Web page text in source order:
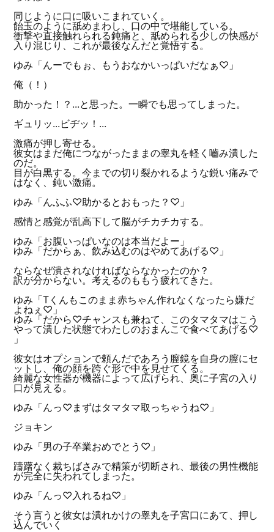
同じように口に吸いこまれていく。
飴玉のように舐めまわし、口の中で堪能している。
衝撃や直接触れられる鈍痛と、舐められる少しの快感が
入り混じり、これが最後なんだと覚悟する。
ゆみ「んーでもぉ、もうおなかいっぱいだなぁ♡」
俺（！）
助かった！？...と思った。一瞬でも思ってしまった。
ギュリッ...ビヂッ！...
激痛が押し寄せる。
彼女はまだ俺につながったままの睾丸を軽く嚙み潰した
のだ。
目が白黒する。今までの切り裂かれるような鋭い痛みで
はなく、鈍い激痛。
ゆみ「んふふ♡助かるとおもった？♡」
感情と感覚が乱高下して脳がチカチカする。
ゆみ「お腹いっぱいなのは本当だよー」
ゆみ「だからぁ、飲み込むのはやめてあげる♡」
ならなぜ潰されなければならなかったのか？
訳が分からない。考えるのももう疲れてきた。
ゆみ「Tくんもこのまま赤ちゃん作れなくなったら嫌だ
よねぇ♡」
ゆみ「だから♡チャンスも兼ねて、このタマタマはこう
やって潰した状態でわたしのおまんこで食べてあげる♡
」
彼女はオプションで頼んだであろう膣鏡を自身の膣にセ
ットし、俺の顔を跨ぐ形で中を見せてくる。
綺麗な女性器が機器によって広げられ、奥に子宮の入り
口が見える。
ゆみ「んっ♡まずはタマタマ取っちゃうね♡」
ジョキン
ゆみ「男の子卒業おめでとう♡」
躊躇なく裁ちばさみで精策が切断され、最後の男性機能
が完全に失われてしまった。
ゆみ「んっ♡入れるね♡」
そう言うと彼女は潰れかけの睾丸を子宮口にあて、押し
込んでいく